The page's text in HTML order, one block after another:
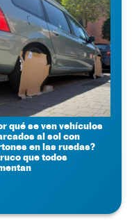
qué se ven vehículos
al sol con
en las ruedas?
que todos